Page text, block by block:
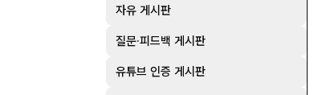
자유 게시판
질문·피드백 게시판
유튜브 인증 게시판